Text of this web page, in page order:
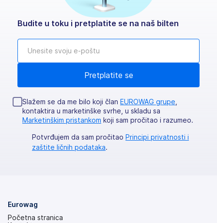
Budite u toku i pretplatite se na naš bilten
Slažem se da me bilo koji član EUROWAG grupe
kontaktira u marketinške svrhe, u skladu sa
Marketinškim pristankom koji sam pročitao i razumeo.
Potvrđujem da sam pročitao Principi privatnosti i
zaštite ličnih podataka.
Eurowag
Početna stranica